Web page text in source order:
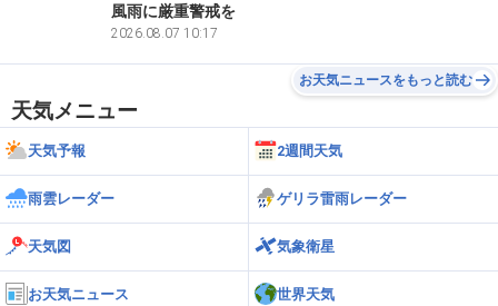
風雨に厳重警戒を
2026.08.07 10:17
お天気ニュースをもっと読む
天気メニュー
天気予報 2週間天気
雨雲レーダー ゲリラ雷雨レーダー
天気図 気象衛星
お天気ニュース 世界天気